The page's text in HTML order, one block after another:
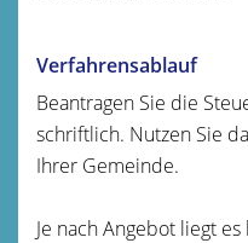
Verfahrensablauf
Beantragen Sie die
schriftlich. Nutzen Sie
Ihrer Gemeinde.
Je nach Angebot liegt